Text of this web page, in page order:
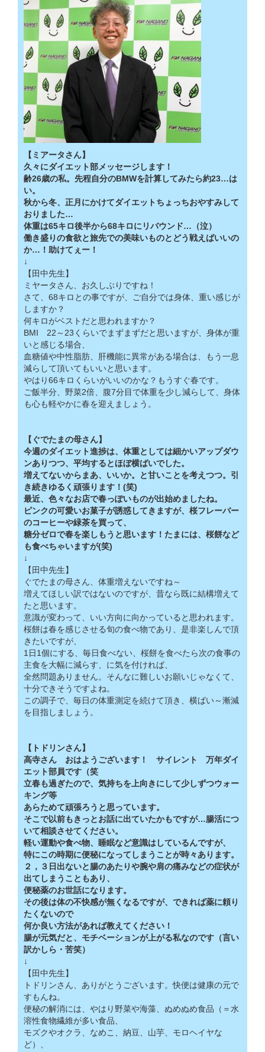
【ミアータさん】
久々にダイエット部メッセージします！
齢26歳の私。先程自分のBMWを計算してみたら約23…は
い。
秋から冬、正月にかけてダイエットちょっちおやすみして
おりました…
体重は65キロ後半から68キロにリバウンド…（泣）
働き盛りの食欲と旅先での美味いものとどう戦えばいいの
か…！助けてぇー！
↓
【田中先生】
ミヤータさん、お久しぶりですね！
さて、68キロとの事ですが、ご自分では身体、重い感じが
しますか？
何キロがベストだと思われますか？
BMI 22～23くらいでまずまずだと思いますが、身体が重
いと感じる場合、
血糖値や中性脂肪、肝機能に異常がある場合は、もう一息
減らして頂いてもいいと思います。
やはり66キロくらいがいいのかな？もうすぐ春です。
ご飯半分、野菜2倍、腹7分目で体重を少し減らして、身体
も心も軽やかに春を迎えましょう。
【ぐでたまの母さん】
今週のダイエット進捗は、体重としては細かいアップダウ
ンありつつ、平均するとほぼ横ばいでした。
増えてないからまあ、いいか。と甘いことを考えつつ。引
き続きゆるく頑張ります！(笑)
最近、色々なお店で春っぽいものが出始めましたね。
ピンクの可愛いお菓子が誘惑してきますが、桜フレーバー
のコーヒーや緑茶を買って、
糖分ゼロで春を楽しもうと思います！たまには、桜餅など
も食べちゃいますが(笑)
↓
【田中先生】
ぐでたまの母さん、体重増えないですね～
増えてほしい訳ではないのですが、昔なら既に結構増えて
たと思います。
意識が変わって、いい方向に向かっていると思われます。
桜餅は春を感じさせる旬の食べ物であり、是非楽しんで頂
きたいですが、
1日1個にする、毎日食べない、桜餅を食べたら次の食事の
主食を大幅に減らす、に気を付ければ、
全然問題ありません。そんなに難しいお願いじゃなくて、
十分できそうですよね。
この調子で、毎日の体重測定を続けて頂き、横ばい～漸減
を目指しましょう。
【トドリンさん】
高寺さん おはようございます！ サイレント 万年ダイ
エット部員です（笑
立春も過ぎたので、気持ちを上向きにして少しずつウォー
キング等
あらためて頑張ろうと思っています。
そこで以前もきっとお話に出ていたかもですが…腸活につ
いて相談させてください。
軽い運動や食べ物、睡眠など意識はしているんですが、
特にこの時期に便秘になってしまうことが時々あります。
２，３日出ないと腸のあたりや腕や肩の痛みなどの症状が
出てしまうこともあり、
便秘薬のお世話になります。
その後は体の不快感が無くなるですが、できれば薬に頼り
たくないので
何か良い方法があれば教えてください！
腸が元気だと、モチベーションが上がる私なのです（言い
訳かしら・苦笑）
↓
【田中先生】
トドリンさん、ありがとうございます。快便は健康の元で
すもんね。
便秘の解消には、やはり野菜や海藻、ぬめぬめ食品（＝水
溶性食物繊維が多い食品、
モズクやオクラ、なめこ、納豆、山芋、モロヘイヤな
ど）、